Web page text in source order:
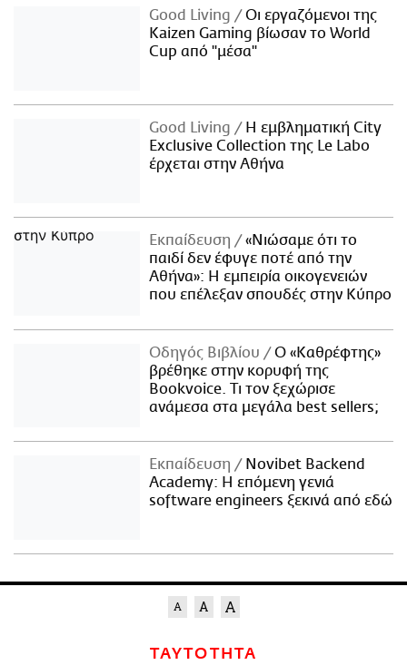
Good Living
Οι εργαζόμενοι της
Kaizen Gaming βίωσαν το World
Cup από "μέσα"
Good Living
Η εμβληματική City
Exclusive Collection της Le Labo
έρχεται στην Αθήνα
Εκπαίδευση
«Νιώσαμε ότι το
παιδί δεν έφυγε ποτέ από την
Αθήνα»: Η εμπειρία οικογενειών
που επέλεξαν σπουδές στην Κύπρο
Οδηγός Βιβλίου
Ο «Καθρέφτης»
βρέθηκε στην κορυφή της
Bookvoice. Τι τον ξεχώρισε
ανάμεσα στα μεγάλα best sellers;
Εκπαίδευση
Novibet Backend
Academy: Η επόμενη γενιά
software engineers ξεκινά από εδώ
ΤΑΥΤΟΤΗΤΑ